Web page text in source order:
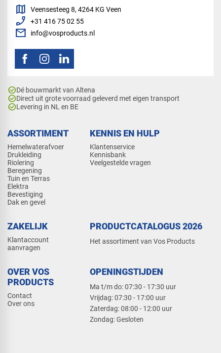
ASSORTIMENT
Hemelwaterafvoer
Drukleiding
Riolering
Beregening
Tuin en Terras
Elektra
Bevestiging
Dak en gevel
KENNIS EN HULP
Klantenservice
Kennisbank
Veelgestelde vragen
ZAKELIJK
Klantaccount
aanvragen
PRODUCTCATALOGUS 2026
Het assortiment van Vos Products
OVER VOS
PRODUCTS
Contact
Over ons
OPENINGSTIJDEN
Ma t/m do: 07:30 - 17:30 uur
​Vrijdag: 07:30 - 17:00 uur
​Zaterdag: 08:00 - 12:00 uur
​Zondag: Gesloten
map Veensesteeg 8, 4264 KG Veen
phone_enabled +31 416 75 02 55
mail info@vosproducts.nl
check_circleDé bouwmarkt van Altena
check_circleDirect uit grote voorraad geleverd met eigen transport
check_circleLevering in NL en BE